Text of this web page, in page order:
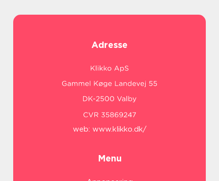
Adresse
web: www.klikko.dk/
Menu